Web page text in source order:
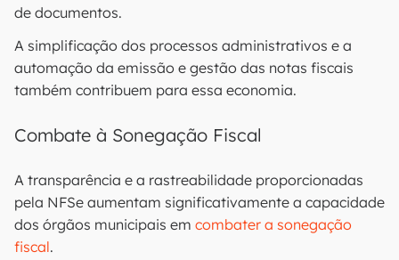
de documentos.
A simplificação dos processos administrativos e a
automação da emissão e gestão das notas fiscais
também contribuem para essa economia.
Combate à Sonegação Fiscal
A transparência e a rastreabilidade proporcionadas
pela NFSe aumentam significativamente a capacidade
dos órgãos municipais em combater a sonegação
fiscal.